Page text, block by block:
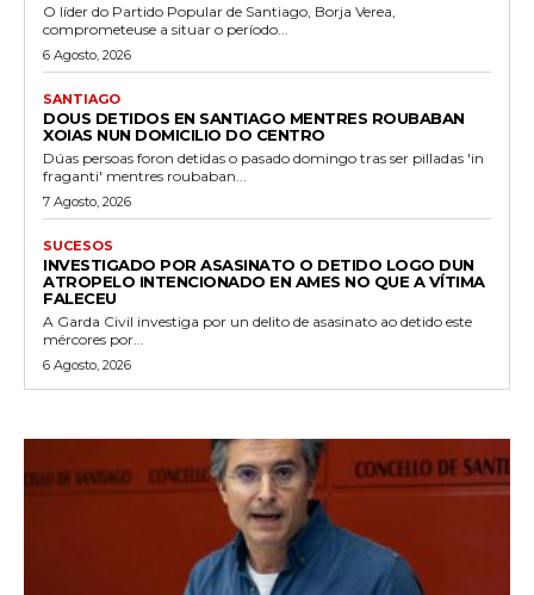
O líder do Partido Popular de Santiago, Borja Verea,
comprometeuse a situar o período...
6 Agosto, 2026
SANTIAGO
DOUS DETIDOS EN SANTIAGO MENTRES ROUBABAN
XOIAS NUN DOMICILIO DO CENTRO
Dúas persoas foron detidas o pasado domingo tras ser pilladas 'in
fraganti' mentres roubaban...
7 Agosto, 2026
SUCESOS
INVESTIGADO POR ASASINATO O DETIDO LOGO DUN
ATROPELO INTENCIONADO EN AMES NO QUE A VÍTIMA
FALECEU
A Garda Civil investiga por un delito de asasinato ao detido este
mércores por...
6 Agosto, 2026